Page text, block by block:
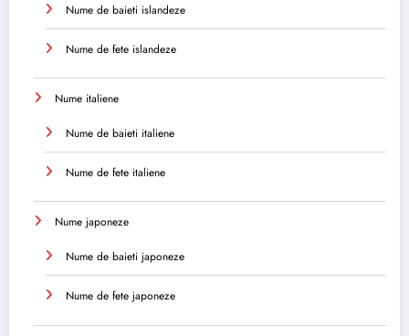
Nume de baieti islandeze
Nume de fete islandeze
Nume italiene
Nume de baieti italiene
Nume de fete italiene
Nume japoneze
Nume de baieti japoneze
Nume de fete japoneze